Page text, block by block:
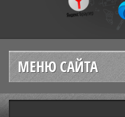
МЕНЮ САЙТА